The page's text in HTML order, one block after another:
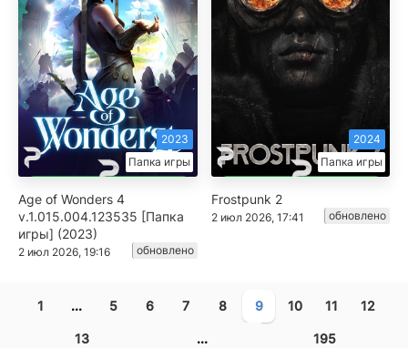
Папка игры
2023
Age of Wonders 4
v.1.015.004.123535 [Папка
игры] (2023)
2 июл 2026, 19:16 обновлено
Папка игры
2024
Frostpunk 2
2 июл 2026, 17:41 обновлено
1 ... 5 6 7 8 9 10 11 12
13 ... 195